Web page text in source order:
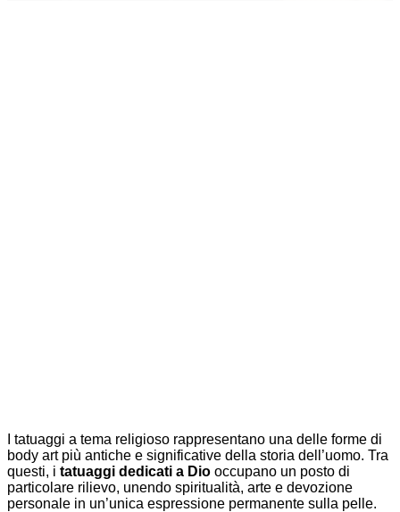
I tatuaggi a tema religioso rappresentano una delle forme di
body art più antiche e significative della storia dell’uomo. Tra
questi, i tatuaggi dedicati a Dio occupano un posto di
particolare rilievo, unendo spiritualità, arte e devozione
personale in un’unica espressione permanente sulla pelle.